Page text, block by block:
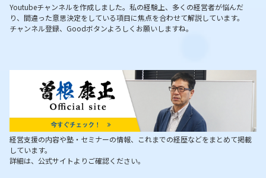
Youtubeチャンネルを作成しました。私の経験上、多くの経営者が悩んだ
り、間違った意思決定をしている項目に焦点を合わせて解説しています。
チャンネル登録、Goodボタンよろしくお願いしますね。
経営支援の内容や塾・セミナーの情報、これまでの経歴などをまとめて掲載
しています。
詳細は、公式サイトよりご確認ください。